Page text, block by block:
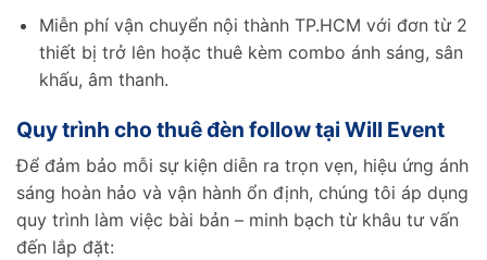
Miễn phí vận chuyển nội thành TP.HCM với đơn từ 2
thiết bị trở lên hoặc thuê kèm combo ánh sáng, sân
khấu, âm thanh.
Quy trình cho thuê đèn follow tại Will Event
Để đảm bảo mỗi sự kiện diễn ra trọn vẹn, hiệu ứng ánh
sáng hoàn hảo và vận hành ổn định, chúng tôi áp dụng
quy trình làm việc bài bản – minh bạch từ khâu tư vấn
đến lắp đặt: